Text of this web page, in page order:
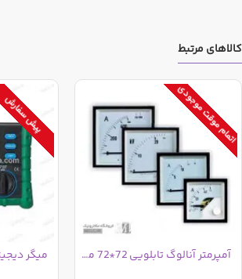
کالاهای مرتبط
اتمام موقت موجودی
آمپرمتر آنالوگ تابلویی 72*72 مستقیم 20 آمپر
پیش سفارش